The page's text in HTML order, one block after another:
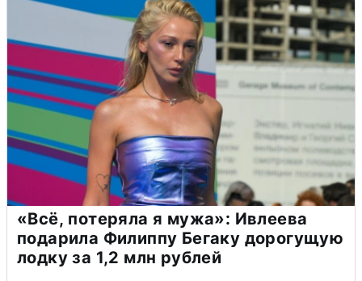
«Всё, потеряла я мужа»: Ивлеева
подарила Филиппу Бегаку дорогущую
лодку за 1,2 млн рублей